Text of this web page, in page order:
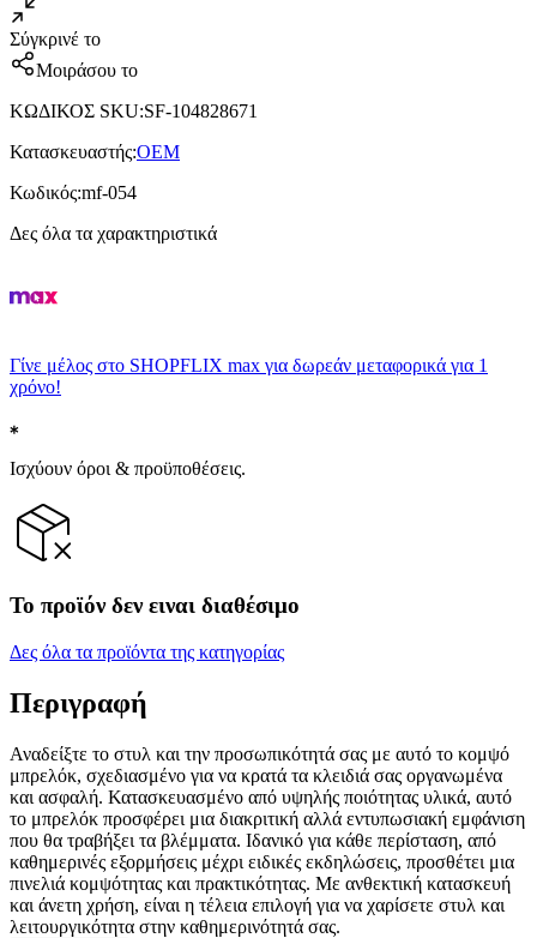
Σύγκρινέ το
Μοιράσου το
ΚΩΔΙΚΟΣ SKU:SF-104828671
Κατασκευαστής:OEM
Κωδικός:mf-054
Δες όλα τα χαρακτηριστικά
Γίνε μέλος στο SHOPFLIX max για δωρεάν μεταφορικά για 1
χρόνο!
Ισχύουν όροι & προϋποθέσεις.
Το προϊόν δεν ειναι διαθέσιμο
Δες όλα τα προϊόντα της κατηγορίας
Περιγραφή
Αναδείξτε το στυλ και την προσωπικότητά σας με αυτό το κομψό
μπρελόκ, σχεδιασμένο για να κρατά τα κλειδιά σας οργανωμένα
και ασφαλή. Κατασκευασμένο από υψηλής ποιότητας υλικά, αυτό
το μπρελόκ προσφέρει μια διακριτική αλλά εντυπωσιακή εμφάνιση
που θα τραβήξει τα βλέμματα. Ιδανικό για κάθε περίσταση, από
καθημερινές εξορμήσεις μέχρι ειδικές εκδηλώσεις, προσθέτει μια
πινελιά κομψότητας και πρακτικότητας. Με ανθεκτική κατασκευή
και άνετη χρήση, είναι η τέλεια επιλογή για να χαρίσετε στυλ και
λειτουργικότητα στην καθημερινότητά σας.